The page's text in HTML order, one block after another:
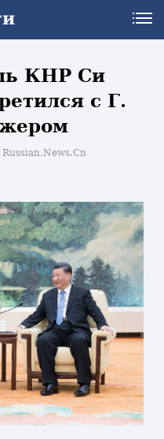
КНР Си
с Г.
Russian.News.Cn